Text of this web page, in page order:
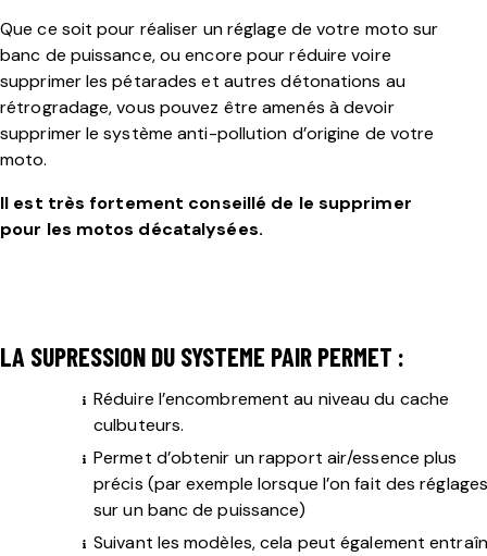
Que ce soit pour réaliser un réglage de votre moto sur
banc de puissance, ou encore pour réduire voire
supprimer les pétarades et autres détonations au
rétrogradage, vous pouvez être amenés à devoir
supprimer le système anti-pollution d’origine de votre
moto.
Il est très fortement conseillé de le supprimer
pour les motos décatalysées.
LA SUPRESSION DU SYSTEME PAIR PERMET :
Réduire l’encombrement au niveau du cache
culbuteurs.
Permet d’obtenir un rapport air/essence plus
précis (par exemple lorsque l’on fait des
sur un banc de puissance)
Suivant les modèles, cela peut également